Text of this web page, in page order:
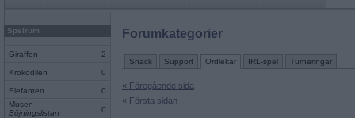
Spelrum
Giraffen 2
Krokodilen 0
Elefanten
0
Musen
Böjningslistan
0
Forumkategorier
Snack Support Ordlekar IRL-spel Turneringar
« Föregående sida
« Första sidan